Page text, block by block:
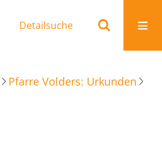
Detailsuche
Pfarre Volders: Urkunden